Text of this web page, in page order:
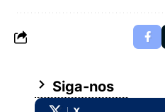
Siga-nos